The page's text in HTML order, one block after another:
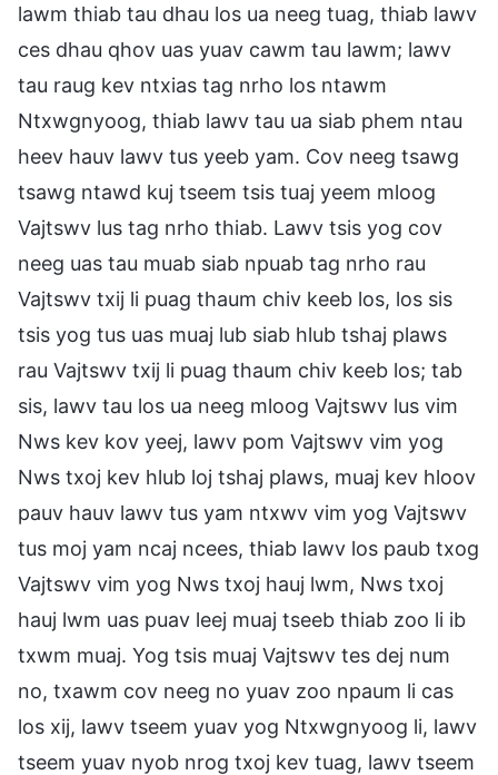
lawm thiab tau dhau los ua neeg tuag, thiab lawv
ces dhau qhov uas yuav cawm tau lawm; lawv
tau raug kev ntxias tag nrho los ntawm
Ntxwgnyoog, thiab lawv tau ua siab phem ntau
heev hauv lawv tus yeeb yam. Cov neeg tsawg
tsawg ntawd kuj tseem tsis tuaj yeem mloog
Vajtswv lus tag nrho thiab. Lawv tsis yog cov
neeg uas tau muab siab npuab tag nrho rau
Vajtswv txij li puag thaum chiv keeb los, los sis
tsis yog tus uas muaj lub siab hlub tshaj plaws
rau Vajtswv txij li puag thaum chiv keeb los; tab
sis, lawv tau los ua neeg mloog Vajtswv lus vim
Nws kev kov yeej, lawv pom Vajtswv vim yog
Nws txoj kev hlub loj tshaj plaws, muaj kev hloov
pauv hauv lawv tus yam ntxwv vim yog Vajtswv
tus moj yam ncaj ncees, thiab lawv los paub txog
Vajtswv vim yog Nws txoj hauj lwm, Nws txoj
hauj lwm uas puav leej muaj tseeb thiab zoo li ib
txwm muaj. Yog tsis muaj Vajtswv tes dej num
no, txawm cov neeg no yuav zoo npaum li cas
los xij, lawv tseem yuav yog Ntxwgnyoog li, lawv
tseem yuav nyob nrog txoj kev tuag, lawv tseem